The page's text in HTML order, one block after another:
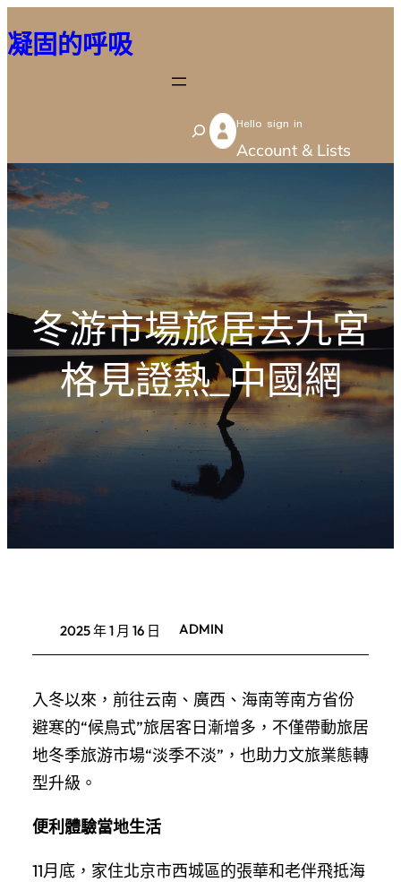
至
容
凝固的呼吸
S
e
Hello sign in
Account & Lists
冬游市場旅居去九宮
格見證熱_中國網
2025 年 1 月 16 日 ADMIN
入冬以來，前往云南、廣西、海南等南方省份
避寒的“候鳥式”旅居客日漸增多，不僅帶動旅居
地冬季旅游市場“淡季不淡”，也助力文旅業態轉
型升級。
便利體驗當地生活
11月底，家住北京市西城區的張華和老伴飛抵海